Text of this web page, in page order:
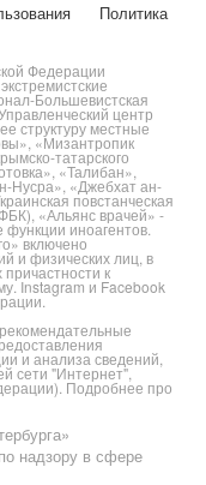
Политика
Федерации
Большевистская
центр
структуру местные
«Мизантропик
татарского
«Талибан»,
Нусра», «Джебхат ан-
повстанческая
«Альянс врачей» -
иноагентов.
включено
и физических лиц, в
к
Instagram и Facebook
и анализа сведений,
сети "Интернет",
Подробнее про
надзору в сфере